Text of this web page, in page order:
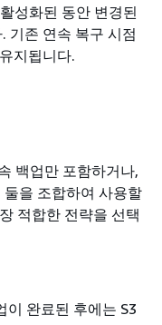
성화된 동안 변경된
기존 연속 복구 시점
지됩니다.
백업만 포함하거나,
을 조합하여 사용할
적합한 전략을 선택
이 완료된 후에는 S3